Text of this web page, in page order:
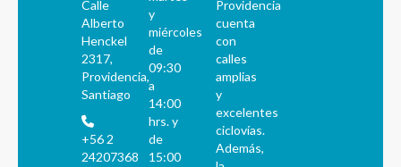
Calle
Alberto
Henckel
2317,
Providencia,
Santiago
+56 2
24207368
y
miércoles
de
09:30
a
14:00
hrs. y
de
15:00
Providencia
cuenta
con
calles
amplias
y
excelentes
ciclovías.
Además,